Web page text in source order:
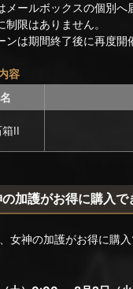
メールボックスの個別へ
限はありません。
ンは期間終了後に再度開
容
II
加護がお得に購入で
女神の加護がお得に購